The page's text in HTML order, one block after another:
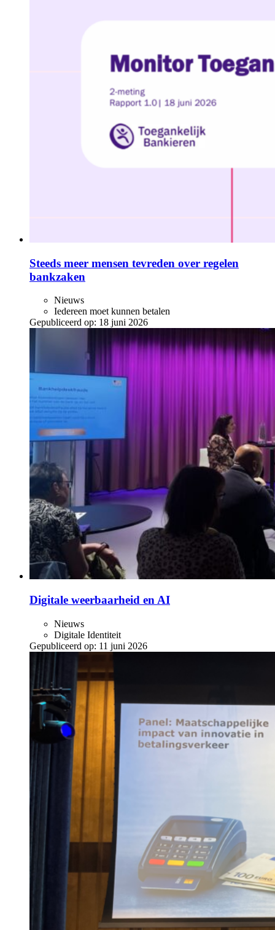
Steeds meer mensen tevreden over regelen
bankzaken
Nieuws
Iedereen moet kunnen betalen
Gepubliceerd op: 18 juni 2026
Digitale weerbaarheid en AI
Nieuws
Digitale Identiteit
Gepubliceerd op: 11 juni 2026